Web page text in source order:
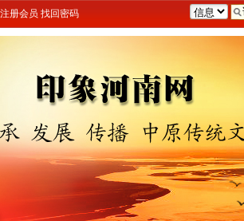
注册会员 找回密码